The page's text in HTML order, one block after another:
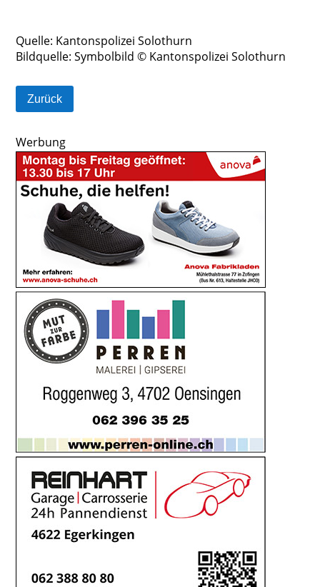
Quelle: Kantonspolizei Solothurn
Bildquelle: Symbolbild © Kantonspolizei Solothurn
Zurück
Werbung